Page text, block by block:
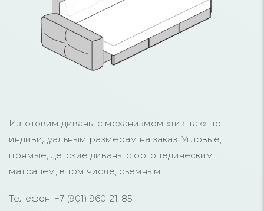
Изготовим диваны с механизмом «тик-так» по
индивидуальным размерам на заказ. Угловые,
прямые, детские диваны с ортопедическим
матрацем, в том числе, съемным
Телефон: +7 (901) 960-21-85